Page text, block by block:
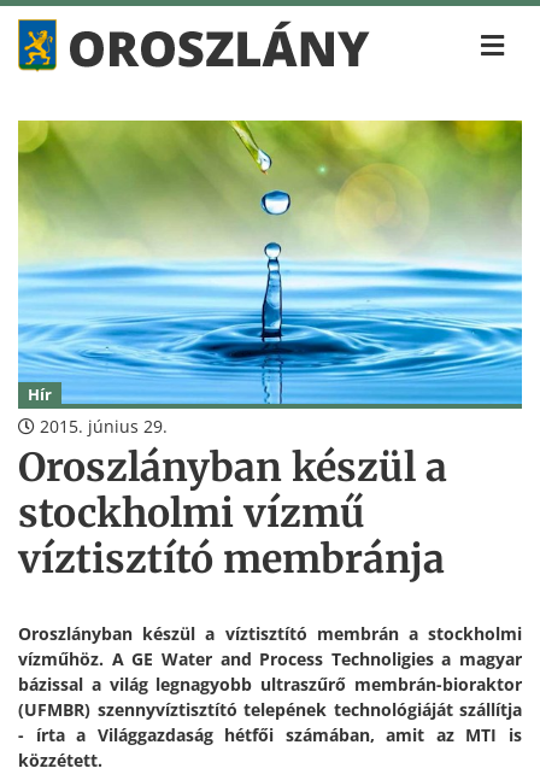
Hír
2015. június 29.
Oroszlányban készül a
stockholmi vízmű
víztisztító membránja
Oroszlányban készül a víztisztító membrán a stockholmi
vízműhöz. A GE Water and Process Technoligies a magyar
bázissal a világ legnagyobb ultraszűrő membrán-bioraktor
(UFMBR) szennyvíztisztító telepének technológiáját szállítja
- írta a Világgazdaság hétfői számában, amit az MTI is
közzétett.